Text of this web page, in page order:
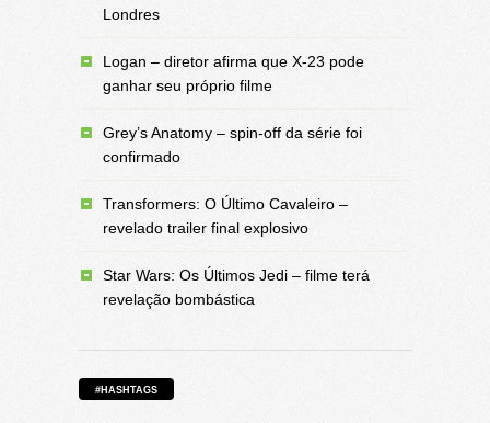
Londres
Logan – diretor afirma que X-23 pode
ganhar seu próprio filme
Grey’s Anatomy – spin-off da série foi
confirmado
Transformers: O Último Cavaleiro –
revelado trailer final explosivo
Star Wars: Os Últimos Jedi – filme terá
revelação bombástica
#HASHTAGS